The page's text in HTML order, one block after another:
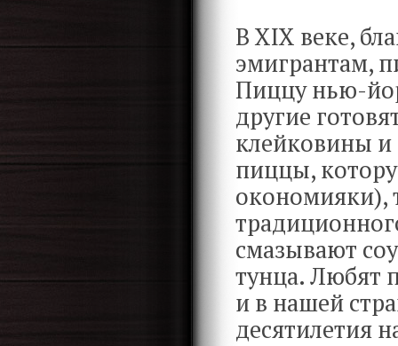
В XIX веке,
эмигрантам,
Пиццу нью-
другие
клейковины и
пиццы,
окономияки),
смазывают
тунца. Любят
и в нашей
десятилетия